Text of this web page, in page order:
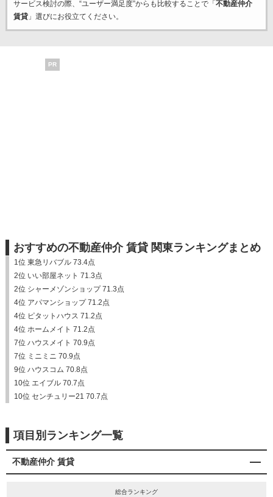
サービス検討の際、“ユーザー満足度”からも比較することで「 不動産仲介
賃貸」選びにお役立てください。
PR
おすすめの不動産仲介 賃貸 関東ランキングまとめ
1位 東急リバブル 73.4点
2位 いい部屋ネット 71.3点
2位 シャーメゾンショップ 71.3点
4位 アパマンショップ 71.2点
4位 ピタットハウス 71.2点
4位 ホームメイト 71.2点
7位 ハウスメイト 70.9点
7位 ミニミニ 70.9点
9位 ハウスコム 70.8点
10位 エイブル 70.7点
10位 センチュリー21 70.7点
項目別ランキング一覧
不動産仲介 賃貸
総合ランキング